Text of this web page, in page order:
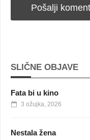
SLIČNE OBJAVE
Fata bi u kino
3 ožujka, 2026
Nestala žena